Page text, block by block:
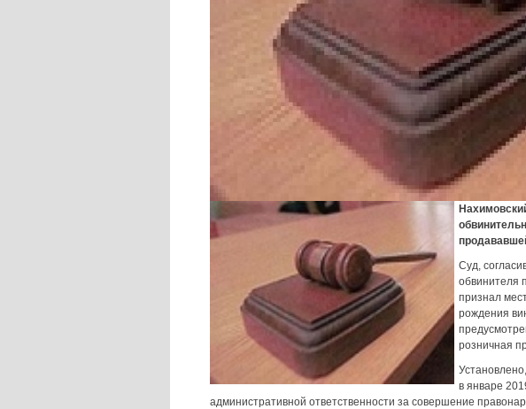
Суд,
обвинителя
признал
рождения
розничная
в январе
административной ответственности за совершение